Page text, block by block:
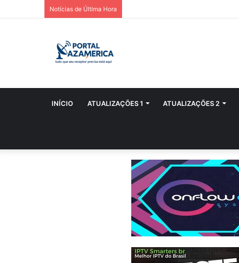
Notícias de Última Hora
INÍCIO ATUALIZAÇÕES 1 ATUALIZAÇÕES 2